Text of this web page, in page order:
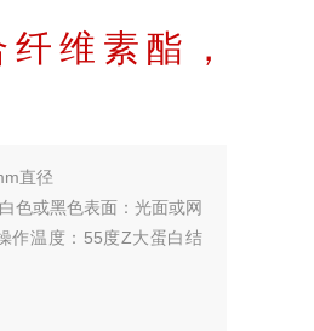
维素酯，
直径
色或黑色表面：光面或网
作温度：55度Z大蛋白结